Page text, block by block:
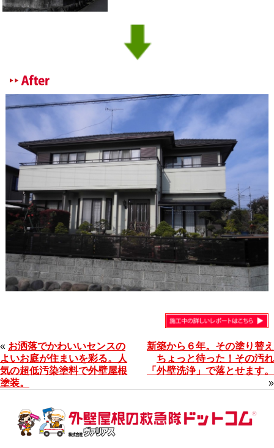
« お洒落でかわいいセンスの
よいお庭が住まいを彩る。人
気の超低汚染塗料で外壁屋根
塗装。
新築から６年。その塗り替え
ちょっと待った！その汚れ
「外壁洗浄」で落とせます。
»